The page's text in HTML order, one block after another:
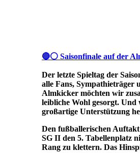
🔴⚪ Saisonfinale auf der
Der letzte Spieltag der
alle Fans, Sympathieträger
Almkicker möchten wir
leibliche Wohl gesorgt. Und
großartige Unterstützung
Den fußballerischen
SG II den 5. Tabellenplatz
Rang zu klettern. Das